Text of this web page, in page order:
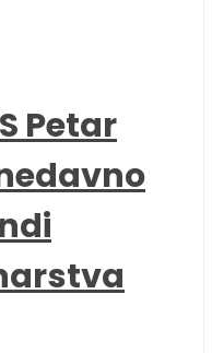
Petar